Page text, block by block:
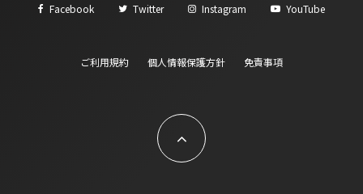
Facebook Twitter Instagram YouTube
ご利用規約 個人情報保護方針 免責事項